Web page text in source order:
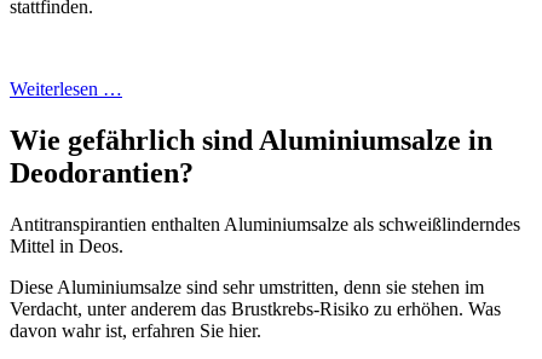
stattfinden.
Weiterlesen …
Wie gefährlich sind Aluminiumsalze in
Deodorantien?
Antitranspirantien enthalten Aluminiumsalze als schweißlinderndes
Mittel in Deos.
Diese Aluminiumsalze sind sehr umstritten, denn sie stehen im
Verdacht, unter anderem das Brustkrebs-Risiko zu erhöhen. Was
davon wahr ist, erfahren Sie hier.